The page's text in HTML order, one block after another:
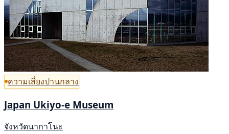
ความเสี่ยงปานกลาง
Japan Ukiyo-e Museum
จังหวัดนากาโนะ